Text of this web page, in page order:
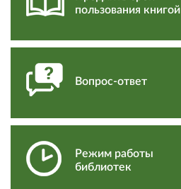
пользования книгой
Вопрос-ответ
Режим работы
библиотек